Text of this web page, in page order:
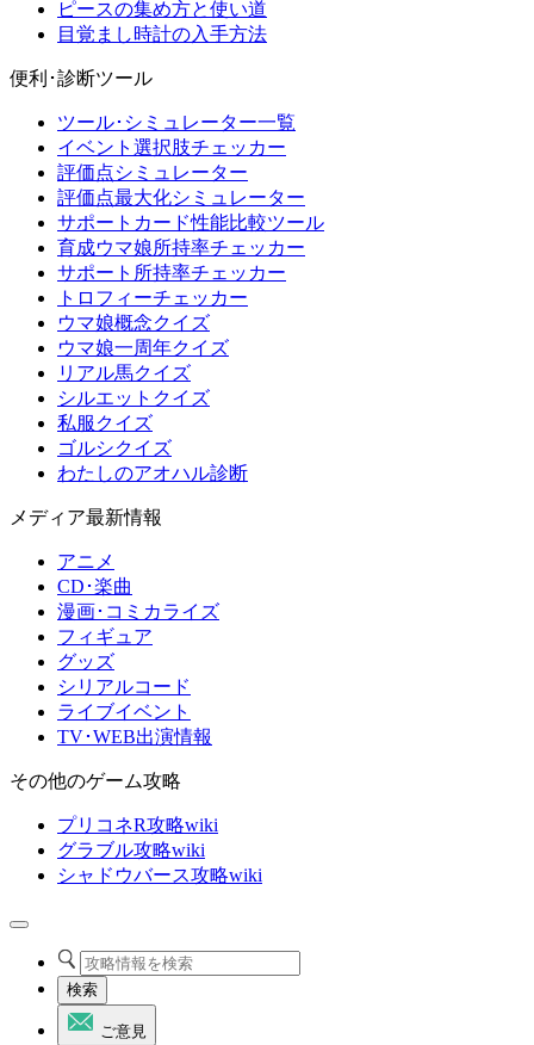
ピースの集め方と使い道
目覚まし時計の入手方法
便利･診断ツール
ツール･シミュレーター一覧
イベント選択肢チェッカー
評価点シミュレーター
評価点最大化シミュレーター
サポートカード性能比較ツール
育成ウマ娘所持率チェッカー
サポート所持率チェッカー
トロフィーチェッカー
ウマ娘概念クイズ
ウマ娘一周年クイズ
リアル馬クイズ
シルエットクイズ
私服クイズ
ゴルシクイズ
わたしのアオハル診断
メディア最新情報
アニメ
CD･楽曲
漫画･コミカライズ
フィギュア
グッズ
シリアルコード
ライブイベント
TV･WEB出演情報
その他のゲーム攻略
プリコネR攻略wiki
グラブル攻略wiki
シャドウバース攻略wiki
検索
ご意見